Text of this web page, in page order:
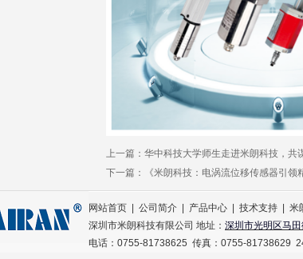
上一篇： 华中科技大学师生走进米朗科技，共
下一篇：
《米朗科技：电涡流位移传感器引领
网站首页 公司简介 产品中心 技术支持 米
深圳市米朗科技有限公司 地址： 深圳市光明区马
电话：0755-81738625 传真：0755-81738629